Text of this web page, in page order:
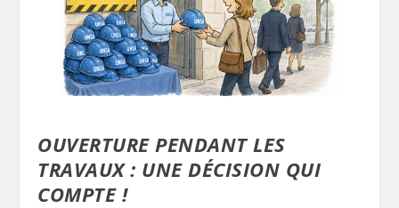
OUVERTURE PENDANT LES
TRAVAUX : UNE DÉCISION QUI
COMPTE !